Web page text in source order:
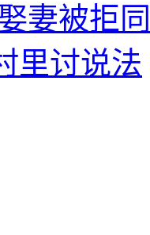
妻被拒
里讨说法